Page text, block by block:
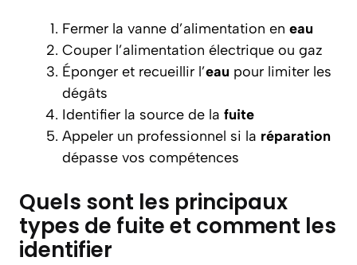
Fermer la vanne d’alimentation en eau
Couper l’alimentation électrique ou gaz
Éponger et recueillir l’eau pour limiter les
dégâts
Identifier la source de la fuite
Appeler un professionnel si la réparation
dépasse vos compétences
Quels sont les principaux
types de fuite et comment les
identifier